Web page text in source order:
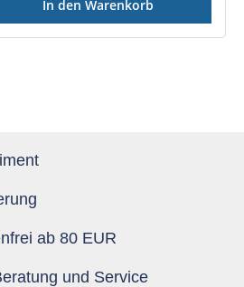
In den Warenkorb
ab 80 EUR
und Service